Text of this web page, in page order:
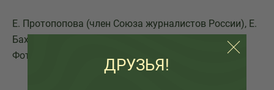
Е. Протопопова (член Союза журналистов России), Е.
Бахарева
Фото предоставлены актерами
ДРУЗЬЯ!